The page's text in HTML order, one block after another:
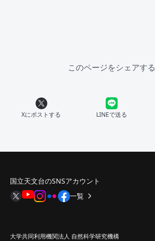
このページをシェアする
Xにポストする LINEで送る
国立天文台のSNSアカウント
一覧
大学共同利用機関法人 自然科学研究機構